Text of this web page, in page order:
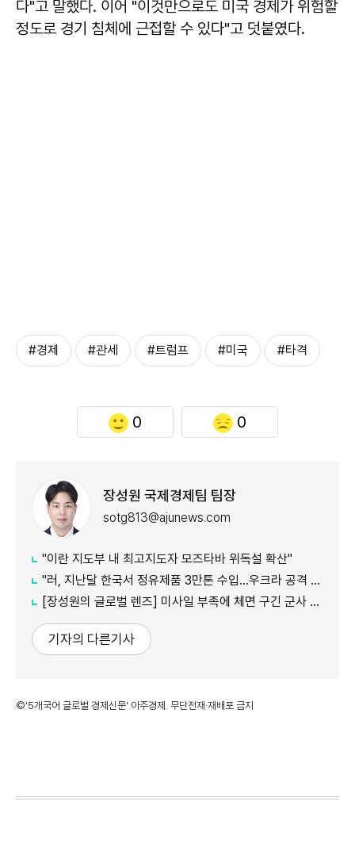
다"고 말했다. 이어 "이것만으로도 미국 경제가 위험할
정도로 경기 침체에 근접할 수 있다"고 덧붙였다.
#경제 #관세 #트럼프 #미국 #타격
0 0
장성원 국제경제팀 팀장
sotg813@ajunews.com
"이란 지도부 내 최고지도자 모즈타바 위독설 확산"
"러, 지난달 한국서 정유제품 3만톤 수입…우크라 공격 여파"
[장성원의 글로벌 렌즈] 미사일 부족에 체면 구긴 군사 강국, 미국과 러시아
기자의 다른기사
©'5개국어 글로벌 경제신문' 아주경제. 무단전재·재배포 금지